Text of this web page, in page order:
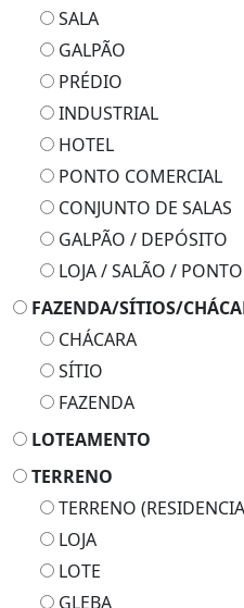
SALA
GALPÃO
PRÉDIO
INDUSTRIAL
HOTEL
PONTO COMERCIAL
CONJUNTO DE SALAS
GALPÃO / DEPÓSITO
LOJA / SALÃO /
FAZENDA/SÍTIOS/
CHÁCARA
SÍTIO
FAZENDA
LOTEAMENTO
TERRENO
TERRENO
LOJA
LOTE
GLEBA